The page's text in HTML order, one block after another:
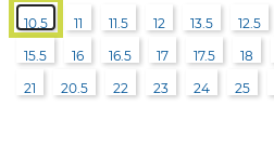
10.5 11 11.5 12 13.5 12.5
15.5
16 16.5 17 17.5 18
21
20.5 22 23 24 25